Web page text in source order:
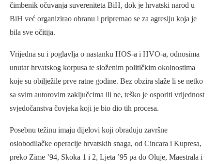
čimbenik očuvanja suvereniteta BiH, dok je hrvatski narod u
BiH već organizirao obranu i pripremao se za agresiju koja je
bila sve očitija.
Vrijedna su i poglavlja o nastanku HOS-a i HVO-a, odnosima
unutar hrvatskog korpusa te složenim političkim okolnostima
koje su obilježile prve ratne godine. Bez obzira slaže li se netko
sa svim autorovim zaključcima ili ne, teško je osporiti vrijednost
svjedočanstva čovjeka koji je bio dio tih procesa.
Posebnu težinu imaju dijelovi koji obrađuju završne
oslobodilačke operacije hrvatskih snaga, od Cincara i Kupresa,
preko Zime ’94, Skoka 1 i 2, Ljeta ’95 pa do Oluje, Maestrala i